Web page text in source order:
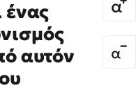
ένας
αυτόν